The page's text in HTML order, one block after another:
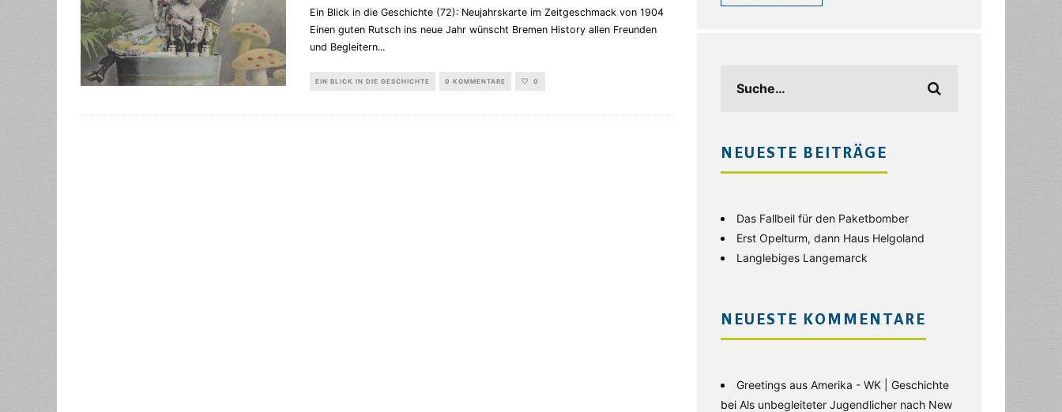
Ein Blick in die Geschichte (72): Neujahrskarte im Zeitgeschmack von 1904
Einen guten Rutsch ins neue Jahr wünscht Bremen History allen Freunden
und Begleitern...
EIN BLICK IN DIE GESCHICHTE 0 KOMMENTARE 0
NEUESTE BEITRÄGE
Das Fallbeil für den Paketbomber
Erst Opelturm, dann Haus Helgoland
Langlebiges Langemarck
NEUESTE KOMMENTARE
Greetings aus Amerika - WK | Geschichte
bei Als unbegleiteter Jugendlicher nach New